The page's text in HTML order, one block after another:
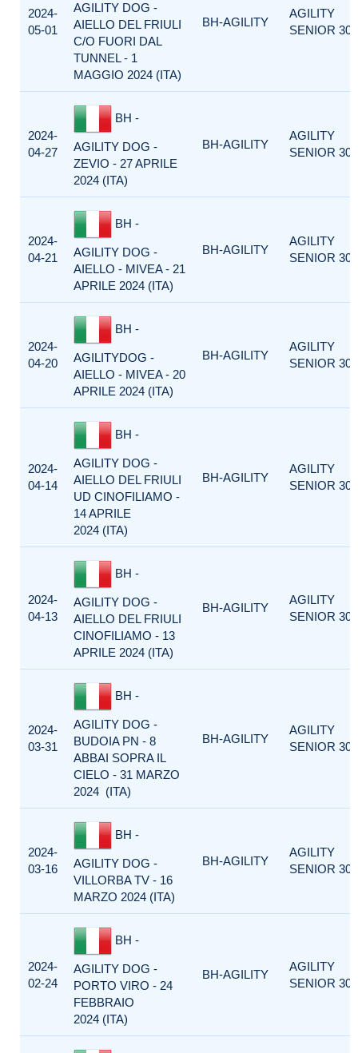
2024-
05-01
AGILITY DOG -
AIELLO DEL FRIULI
C/O FUORI DAL
TUNNEL - 1
MAGGIO 2024 (ITA)
BH-AGILITY
AGILITY
SENIOR 300
2024-
04-27
BH -
AGILITY DOG -
ZEVIO - 27 APRILE
2024 (ITA)
BH-AGILITY
AGILITY
SENIOR 300
2024-
04-21
BH -
AGILITY DOG -
AIELLO - MIVEA - 21
APRILE 2024 (ITA)
BH-AGILITY
AGILITY
SENIOR 300
2024-
04-20
BH -
AGILITYDOG -
AIELLO - MIVEA - 20
APRILE 2024 (ITA)
BH-AGILITY
AGILITY
SENIOR 300
2024-
04-14
BH -
AGILITY DOG -
AIELLO DEL FRIULI
UD CINOFILIAMO -
14 APRILE
2024 (ITA)
BH-AGILITY
AGILITY
SENIOR 300
2024-
04-13
BH -
AGILITY DOG -
AIELLO DEL FRIULI
CINOFILIAMO - 13
APRILE 2024 (ITA)
BH-AGILITY
AGILITY
SENIOR 300
2024-
03-31
BH -
AGILITY DOG -
BUDOIA PN - 8
ABBAI SOPRA IL
CIELO - 31 MARZO
2024 (ITA)
BH-AGILITY
AGILITY
SENIOR 300
2024-
03-16
BH -
AGILITY DOG -
VILLORBA TV - 16
MARZO 2024 (ITA)
BH-AGILITY
AGILITY
SENIOR 300
2024-
02-24
BH -
AGILITY DOG -
PORTO VIRO - 24
FEBBRAIO
2024 (ITA)
BH-AGILITY
AGILITY
SENIOR 300